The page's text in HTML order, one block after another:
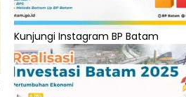
Kunjungi Instagram BP Batam